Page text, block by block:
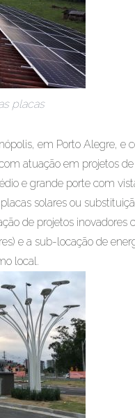
placas
em Porto Alegre, e
atuação em projetos
e grande porte com
solares ou
de projetos
e a sub-locação de
local.